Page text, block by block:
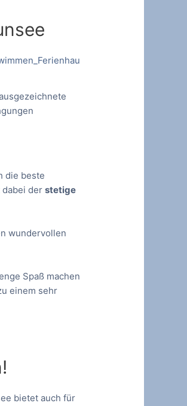
die beste
dabei derstetige
wundervollen
Spaß machen
einem sehr
bietet auch für